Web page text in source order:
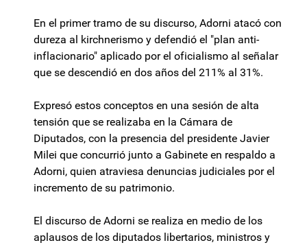
En el primer tramo de su discurso, Adorni atacó con
dureza al kirchnerismo y defendió el "plan anti-
inflacionario" aplicado por el oficialismo al señalar
que se descendió en dos años del 211% al 31%.
Expresó estos conceptos en una sesión de alta
tensión que se realizaba en la Cámara de
Diputados, con la presencia del presidente Javier
Milei que concurrió junto a Gabinete en respaldo a
Adorni, quien atraviesa denuncias judiciales por el
incremento de su patrimonio.
El discurso de Adorni se realiza en medio de los
aplausos de los diputados libertarios, ministros y